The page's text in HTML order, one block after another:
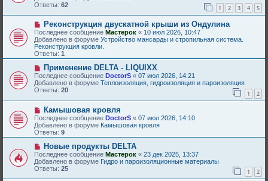
б
щ
е
н
и
е
о
е
с
о
б
щ
е
н
и
е
Ответы: 62 1 2 3 4 5
Н
о
в
о
е
с
о
о
б
щ
е
н
и
е
Реконструкция двускатной крыши из Ондулина
Последнее сообщение Мастерок « 10 июл 2026, 10:47
Добавлено в форуме Устройство мансарды и стропильная система.
Реконструкция кровли.
Ответы: 1
Н
о
в
о
е
с
о
о
б
щ
е
н
и
е
Применение DELTA - LIQUIXX
Последнее сообщение DoctorS « 07 июл 2026, 14:21
Добавлено в форуме Теплоизоляция, гидроизоляция и пароизоляция
Ответы: 20 1 2
Н
о
в
о
е
с
о
о
б
щ
Камышовая кровля
Последнее сообщение DoctorS « 07 июл 2026, 14:10
Добавлено в форуме Камышовая кровля
Ответы: 9
Н
о
в
о
е
Новые продукты DELTA
Последнее сообщение Мастерок « 23 дек 2025, 13:37
Добавлено в форуме Гидро и пароизоляционные материалы
Ответы: 25 1 2